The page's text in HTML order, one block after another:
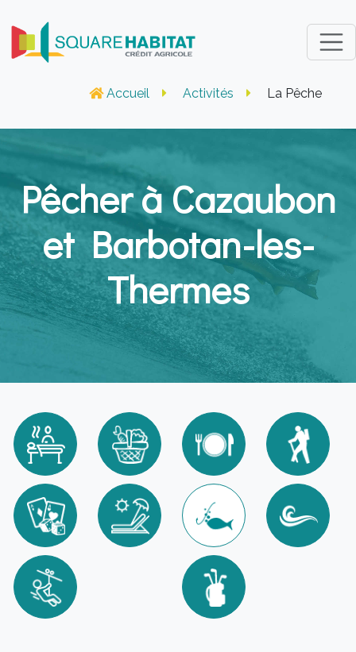
Accueil Activités La Pêche
Pêcher à Cazaubon
et Barbotan-les-
Thermes